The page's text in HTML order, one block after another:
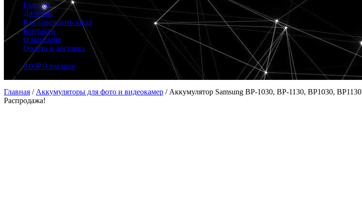
Главная
Дилерам
Как совершить заказ
Контакты
О магазине
Оплата и доставка
0.00₽ 0 товаров
Главная / Аккумуляторы для фото и видеокамер / Аккумулятор Samsung BP-1030, BP-1130, BP1030, BP1130
Распродажа!